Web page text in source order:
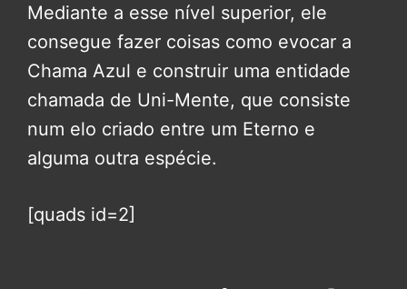
Mediante a esse nível superior, ele
consegue fazer coisas como evocar a
Chama Azul e construir uma entidade
chamada de Uni-Mente, que consiste
num elo criado entre um Eterno e
alguma outra espécie.
[quads id=2]